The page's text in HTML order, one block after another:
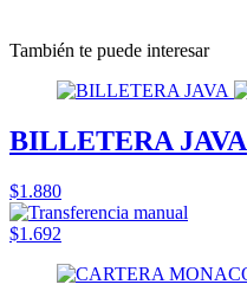
También te puede interesar
BILLETERA JAVA
$1.880
$1.692